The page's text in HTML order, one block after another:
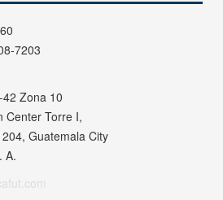
7203
Zona 10
Center Torre I,
Guatemala City
A.